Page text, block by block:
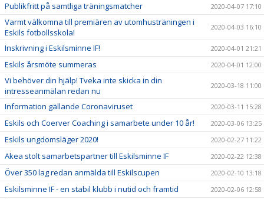
Publikfritt på samtliga träningsmatcher 2020-04-07 17:10
Varmt välkomna till premiären av utomhusträningen i
Eskils fotbollsskola!
2020-04-03 16:10
Inskrivning i Eskilsminne IF! 2020-04-01 21:21
Eskils årsmöte summeras 2020-04-01 12:00
Vi behöver din hjälp! Tveka inte skicka in din
intresseanmälan redan nu
2020-03-18 11:00
Information gällande Coronaviruset 2020-03-11 15:28
Eskils och Coerver Coaching i samarbete under 10 år! 2020-03-06 13:25
Eskils ungdomsläger 2020! 2020-02-27 11:22
Akea stolt samarbetspartner till Eskilsminne IF 2020-02-22 12:38
Över 350 lag redan anmälda till Eskilscupen 2020-02-10 13:18
Eskilsminne IF - en stabil klubb i nutid och framtid 2020-02-06 12:58